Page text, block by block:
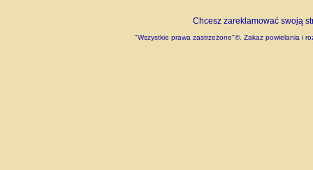
Chcesz zareklamować swoją
"Wszystkie prawa zastrzeżone"©. Zakaz powielania i